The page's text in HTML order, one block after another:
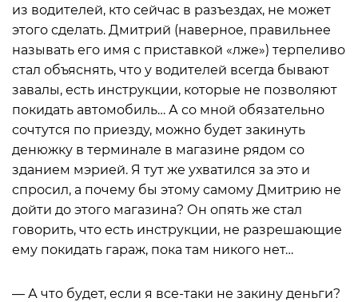
из водителей, кто сейчас в разъездах, не может
этого сделать. Дмитрий (наверное, правильнее
называть его имя с приставкой «лже») терпеливо
стал объяснять, что у водителей всегда бывают
завалы, есть инструкции, которые не позволяют
покидать автомобиль… А со мной обязательно
сочтутся по приезду, можно будет закинуть
денюжку в терминале в магазине рядом со
зданием мэрией. Я тут же ухватился за это и
спросил, а почему бы этому самому Дмитрию не
дойти до этого магазина? Он опять же стал
говорить, что есть инструкции, не разрешающие
ему покидать гараж, пока там никого нет…
— А что будет, если я все-таки не закину деньги?